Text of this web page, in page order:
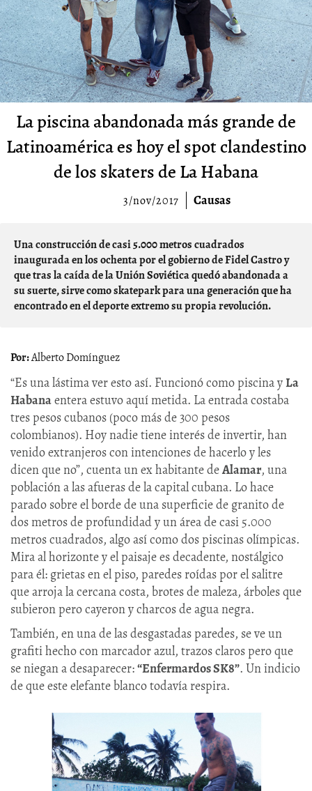
La piscina abandonada más grande de
Latinoamérica es hoy el spot clandestino
de los skaters de La Habana
3/nov/2017 Causas
Una construcción de casi 5.000 metros cuadrados
inaugurada en los ochenta por el gobierno de Fidel Castro y
que tras la caída de la Unión Soviética quedó abandonada a
su suerte, sirve como skatepark para una generación que ha
encontrado en el deporte extremo su propia revolución.
Alberto Domínguez
“Es una lástima ver esto así. Funcionó como piscina yLa
Habanaentera estuvo aquí metida. La entrada costaba
tres pesos cubanos (poco más de 300 pesos
colombianos). Hoy nadie tiene interés de invertir, han
venido extranjeros con intenciones de hacerlo y les
dicen que no”, cuenta un ex habitante deAlamar, una
población a las afueras de la capital cubana. Lo hace
parado sobre el borde de una superficie de granito de
dos metros de profundidad y un área de casi 5.000
metros cuadrados, algo así como dos piscinas olímpicas.
Mira al horizonte y el paisaje es decadente, nostálgico
para él: grietas en el piso, paredes roídas por el salitre
que arroja la cercana costa, brotes de maleza, árboles que
subieron pero cayeron y charcos de agua negra.
También, en una de las desgastadas paredes, se ve un
grafiti hecho con marcador azul, trazos claros pero que
se niegan a desaparecer:“Enfermardos SK8”. Un indicio
de que este elefante blanco todavía respira.